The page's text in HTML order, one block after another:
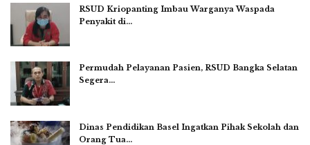
RSUD Kriopanting Imbau Warganya Waspada
Penyakit di…
Permudah Pelayanan Pasien, RSUD Bangka Selatan
Segera…
Dinas Pendidikan Basel Ingatkan Pihak Sekolah dan
Orang Tua…